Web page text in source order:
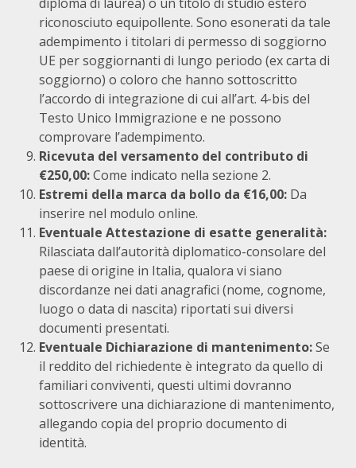
riconosciuto equipollente. Sono esonerati da tale
adempimento i titolari di permesso di soggiorno
UE per soggiornanti di lungo periodo (ex carta di
soggiorno) o coloro che hanno sottoscritto
l’accordo di integrazione di cui all’art. 4-bis del
Testo Unico Immigrazione e ne possono
comprovare l’adempimento.
Ricevuta del versamento del contributo di
€250,00:Come indicato nella sezione 2.
Estremi della marca da bollo da €16,00: Da
inserire nel modulo online.
Eventuale Attestazione di esatte generalità:
Rilasciata dall’autorità diplomatico-consolare del
paese di origine in Italia, qualora vi siano
discordanze nei dati anagrafici (nome, cognome,
luogo o data di nascita) riportati sui diversi
documenti presentati.
Eventuale Dichiarazione di mantenimento:Se
il reddito del richiedente è integrato da quello di
familiari conviventi, questi ultimi dovranno
sottoscrivere una dichiarazione di mantenimento,
allegando copia del proprio documento di
identità.